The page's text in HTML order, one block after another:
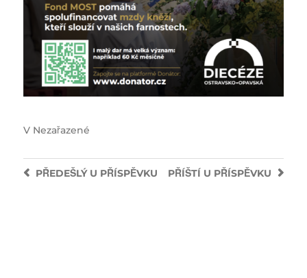
V Nezařazené
PŘÍŠTÍ U PŘÍSPĚVKU
PŘEDEŠLÝU PŘÍSPĚVKU